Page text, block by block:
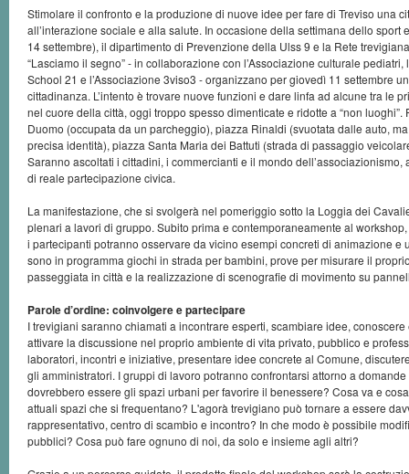
Stimolare il confronto e la produzione di nuove idee per fare di Treviso una
all’interazione sociale e alla salute. In occasione della settimana dello sport
14 settembre), il dipartimento di Prevenzione della Ulss 9 e la Rete
“Lasciamo il segno” - in collaborazione con l’Associazione culturale pediatri,
School 21 e l’Associazione 3viso3 - organizzano per giovedì 11 settembre
cittadinanza. L’intento è trovare nuove funzioni e dare linfa ad alcune tra le
nel cuore della città, oggi troppo spesso dimenticate e ridotte a “non
Duomo (occupata da un parcheggio), piazza Rinaldi (svuotata dalle auto,
precisa identità), piazza Santa Maria dei Battuti (strada di passaggio
Saranno ascoltati i cittadini, i commercianti e il mondo dell’associazionismo,
di reale partecipazione civica.
La manifestazione, che si svolgerà nel pomeriggio sotto la Loggia dei
plenari a lavori di gruppo. Subito prima e contemporaneamente al
i partecipanti potranno osservare da vicino esempi concreti di animazione e
sono in programma giochi in strada per bambini, prove per misurare il
passeggiata in città e la realizzazione di scenografie di movimento su
Parole d’ordine: coinvolgere e partecipare
I trevigiani saranno chiamati a incontrare esperti, scambiare idee,
attivare la discussione nel proprio ambiente di vita privato, pubblico e
laboratori, incontri e iniziative, presentare idee concrete al Comune,
gli amministratori. I gruppi di lavoro potranno confrontarsi attorno a
dovrebbero essere gli spazi urbani per favorire il benessere? Cosa va e
attuali spazi che si frequentano? L'agorà trevigiano può tornare a essere
rappresentativo, centro di scambio e incontro? In che modo è possibile
pubblici? Cosa può fare ognuno di noi, da solo e insieme agli altri?